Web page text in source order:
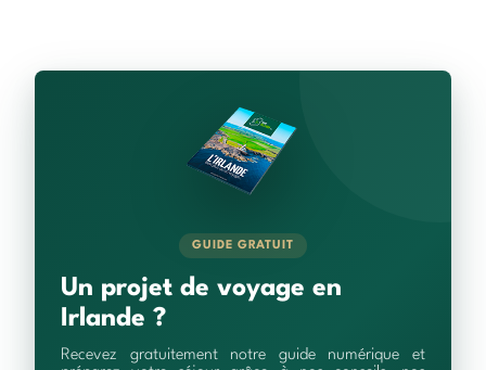
GUIDE GRATUIT
Un projet de voyage en
Irlande ?
Recevez gratuitement notre guide numérique et